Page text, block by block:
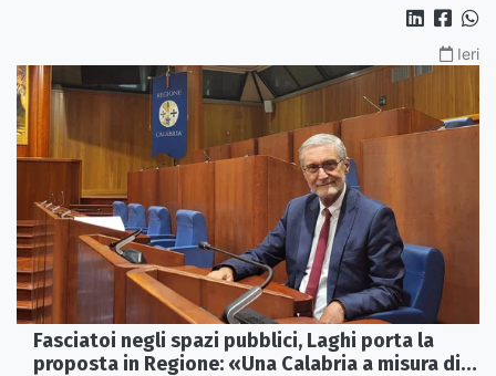
Ieri
Fasciatoi negli spazi pubblici, Laghi porta la
proposta in Regione: «Una Calabria a misura di